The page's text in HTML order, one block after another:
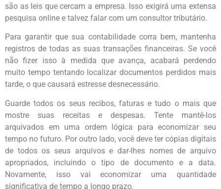
são as leis que cercam a empresa. Isso exigirá uma extensa
pesquisa online e talvez falar com um consultor tributário.
Para garantir que sua contabilidade corra bem, mantenha
registros de todas as suas transações financeiras. Se você
não fizer isso à medida que avança, acabará perdendo
muito tempo tentando localizar documentos perdidos mais
tarde, o que causará estresse desnecessário.
Guarde todos os seus recibos, faturas e tudo o mais que
mostre suas receitas e despesas. Tente mantê-los
arquivados em uma ordem lógica para economizar seu
tempo no futuro. Por outro lado, você deve ter cópias digitais
de todos os seus arquivos e dar-lhes nomes de arquivo
apropriados, incluindo o tipo de documento e a data.
Novamente, isso vai economizar uma quantidade
significativa de tempo a longo prazo.